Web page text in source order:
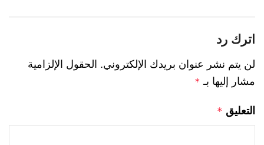
اترك رد
لن يتم نشر عنوان بريدك الإلكتروني. الحقول الإلزامية
مشار إليها بـ *
التعليق *